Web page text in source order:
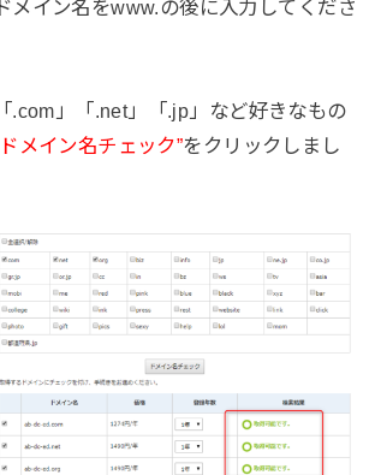
メイン名をwww.の後に入力してくださ
.com」「.net」「.jp」など好きなもの
メイン名チェック”をクリックしまし